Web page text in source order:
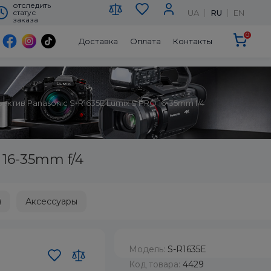
отследить
статус
заказа
UA RU EN
Доставка Оплата Контакты
0
Panasonic S-R1635E Lumix S PRO 16-35mm f/4
35mm f/4
Аксессуары
Модель: S-R1635E
Код товара: 4429